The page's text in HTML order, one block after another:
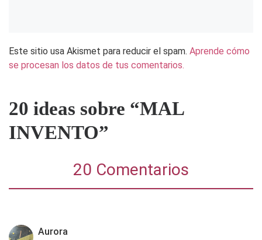
Este sitio usa Akismet para reducir el spam. Aprende cómo
se procesan los datos de tus comentarios.
20 ideas sobre “MAL
INVENTO”
20 Comentarios
Aurora